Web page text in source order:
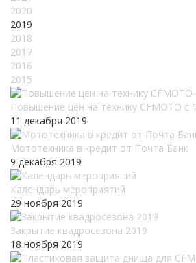
2020
2019
2018
2017
2016
2015
Повышение цен на технику CFMOTO c
11 декабря 2019
Мототехника в кредит от Почта Банк
9 декабря 2019
Календарь мероприятий
29 ноября 2019
Закрытие квадросезона 2019
18 ноября 2019